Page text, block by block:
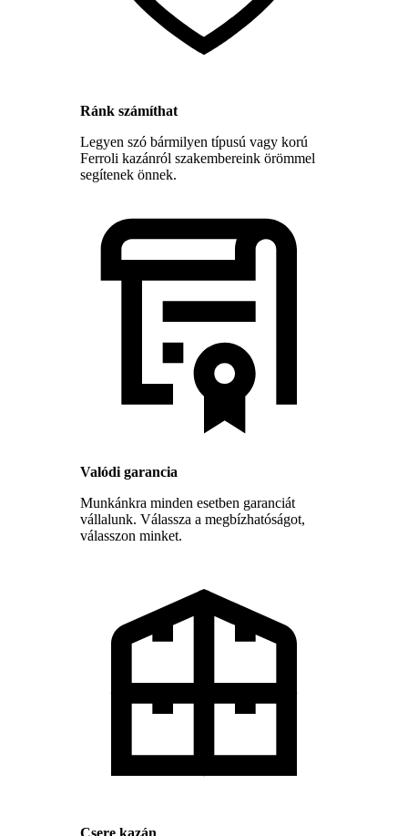
Ránk számíthat
Legyen szó bármilyen típusú vagy korú
Ferroli kazánról szakembereink örömmel
segítenek önnek.
Valódi garancia
Munkánkra minden esetben garanciát
vállalunk. Válassza a megbízhatóságot,
válasszon minket.
Csere kazán